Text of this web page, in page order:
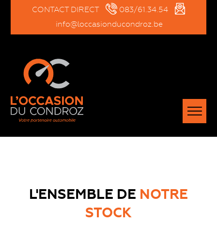
CONTACT DIRECT
083/61.34.54
info@loccasionducondroz.be
L'ENSEMBLE DE NOTRE
STOCK